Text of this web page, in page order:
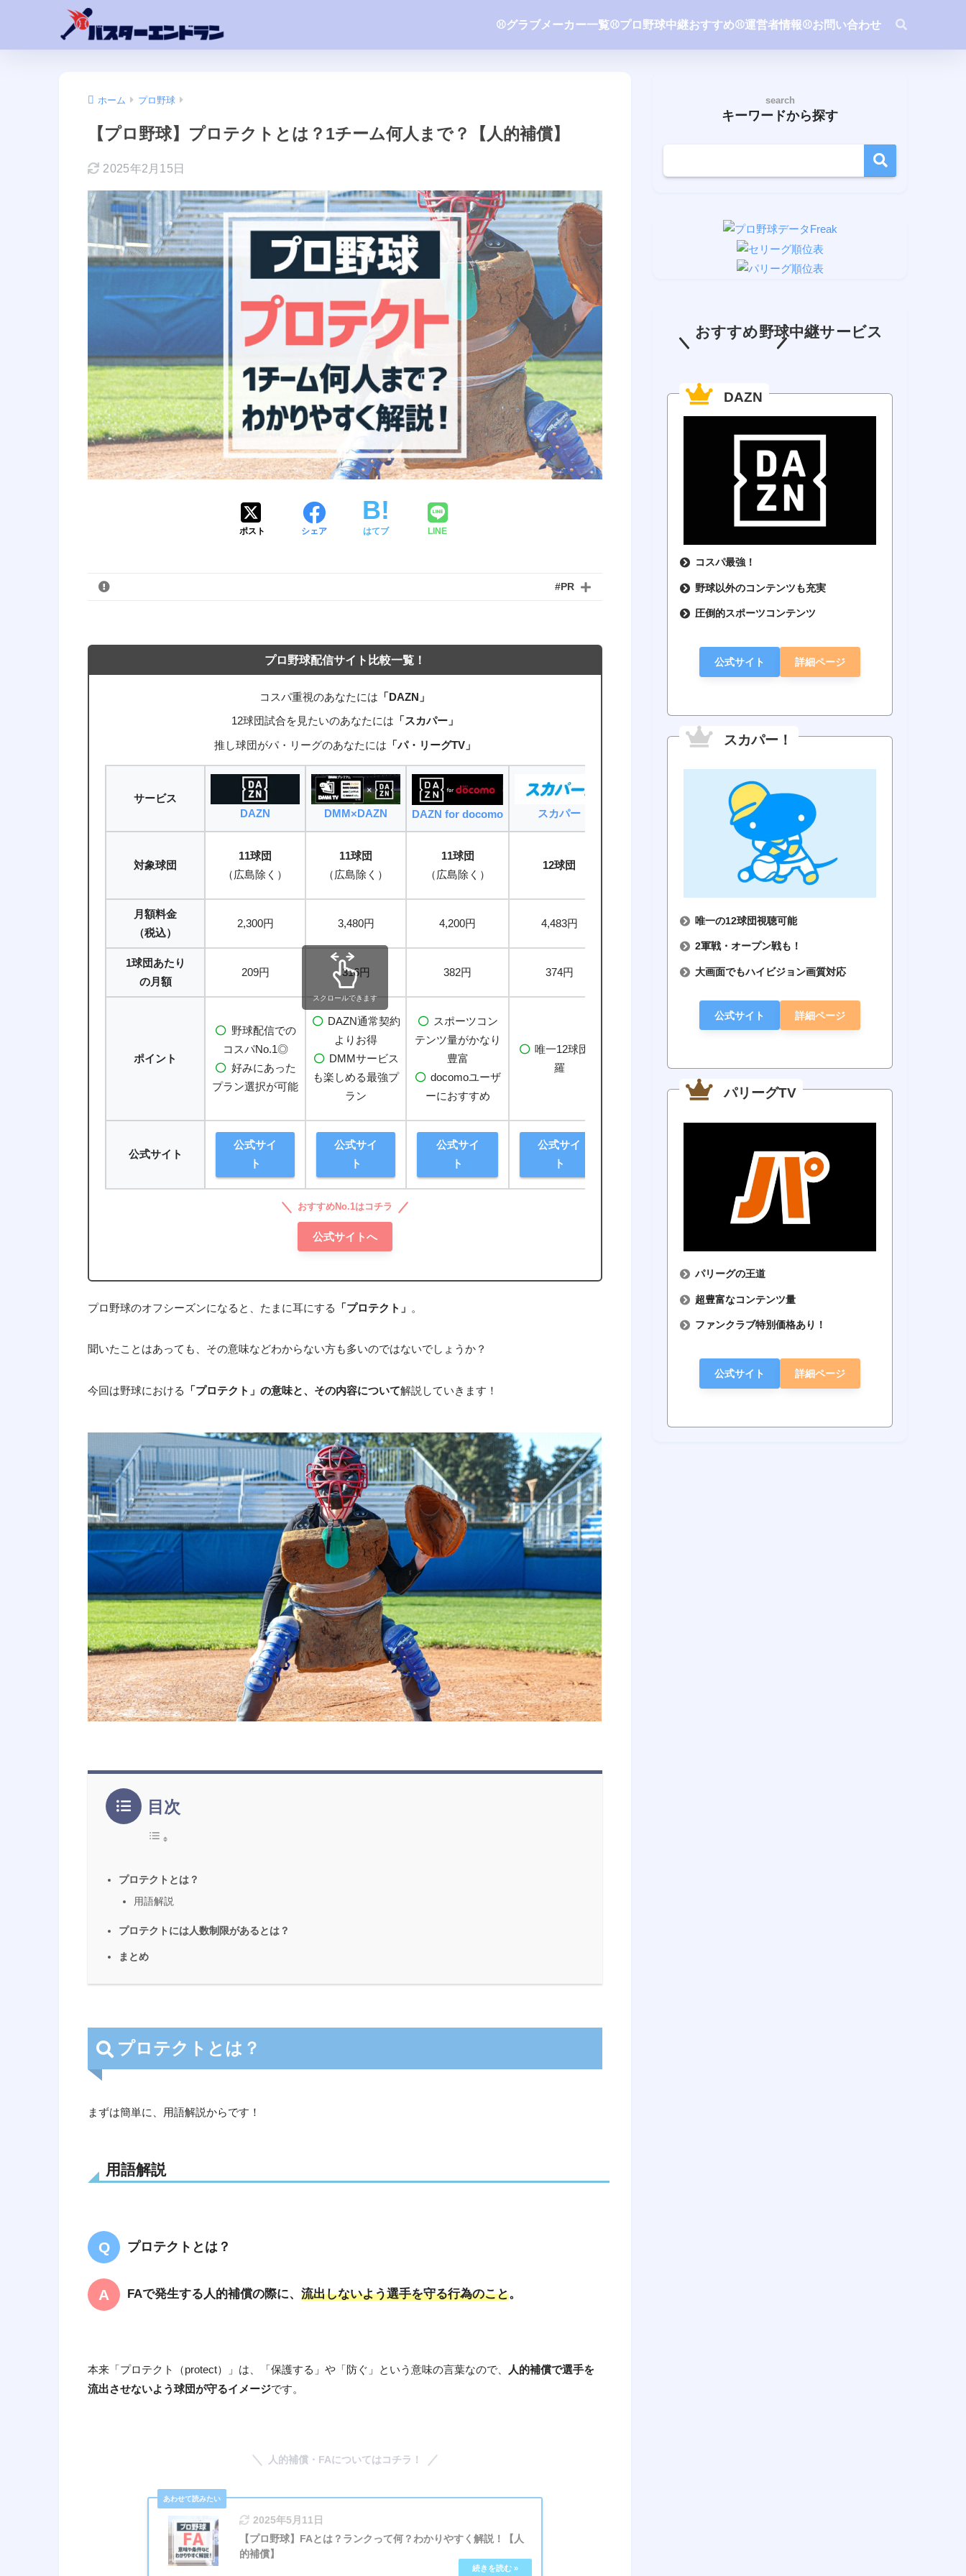
⚾️グラブメーカー一覧⚾️プロ野球中継おすすめ⚾️運営者情報⚾️お問い合わせ
ホーム プロ野球
【プロ野球】プロテクトとは？1チーム何人まで？【人的補償】
2025年2月15日
ポスト シェア はてブ LINE
#PR
プロ野球配信サイト比較一覧！
コスパ重視のあなたには 「DAZN」
12球団試合を見たいのあなたには 「スカパー」
推し球団がパ・リーグのあなたには 「パ・リーグTV」
サービス
DAZN
DMM×DAZN DAZN for docomo スカパー Jスポーツ
対象球団
11球団
（広島除く）
11球団
（広島除く）
11球団
（広島除く）
12球団
5球団
（広島･横浜･中
日）
月額料金
（税込）
2,300円 3,480円 4,200円 4,483円 2,580円
1球団あたり
の月額
209円 316円 382円 374円 860円
ポイント
野球配信での
コスパNo.1◎
好みにあった
プラン選択が可能
DAZN通常契約
よりお得
DMMサービス
も楽しめる最強プ
ラン
スポーツコン
テンツ量がかなり
豊富
docomoユーザ
ーにおすすめ
唯一12球団網
羅
2軍戦も視聴可
では最安
ソフトバンク
ユーザーならさら
パ・リーグメ
インならコスパ最
公式サイト
公式サイ
ト
公式サイ
ト
公式サイ
ト
公式サイ
ト
ト
スクロールできます
おすすめNo.1はコチラ
公式サイトへ
プロ野球のオフシーズンになると、たまに耳にする 「プロテクト」 。
聞いたことはあっても、その意味などわからない方も多いのではないでしょうか？
今回は野球における 「プロテクト」の意味と、その内容について解説していきます！
目次
プロテクトとは？
用語解説
プロテクトには人数制限があるとは？
まとめ
プロテクトとは？
まずは簡単に、用語解説からです！
用語解説
プロテクトとは？
FAで発生する人的補償の際に、 流出しないよう選手を守る行為のこと。
本来「プロテクト（protect）」は、「保護する」や「防ぐ」という意味の言葉なので、
人的補償で選手を
流出させないよう球団が守るイメージです。
人的補償・FAについてはコチラ！
2025年5月11日
【プロ野球】FAとは？ランクって何？わかりやすく解説！【人
的補償】
search
キーワードから探す
おすすめ野球中継サービス
DAZN
コスパ最強！
野球以外のコンテンツも充実
圧倒的スポーツコンテンツ
公式サイト 詳細ページ
スカパー！
唯一の12球団視聴可能
2軍戦・オープン戦も！
大画面でもハイビジョン画質対応
公式サイト 詳細ページ
パリーグTV
パリーグの王道
超豊富なコンテンツ量
ファンクラブ特別価格あり！
公式サイト 詳細ページ